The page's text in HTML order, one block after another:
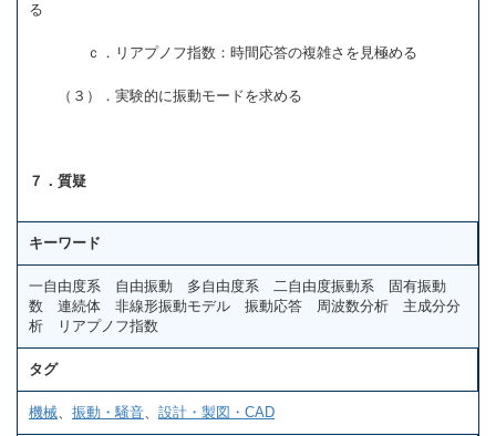
る
ｃ．リアプノフ指数：時間応答の複雑さを見極める
（３）．実験的に振動モードを求める
７．質疑
キーワード
一自由度系 自由振動 多自由度系 二自由度振動系 固有振動
数 連続体 非線形振動モデル 振動応答 周波数分析 主成分分
析 リアプノフ指数
タグ
機械、 振動・騒音、 設計・製図・CAD